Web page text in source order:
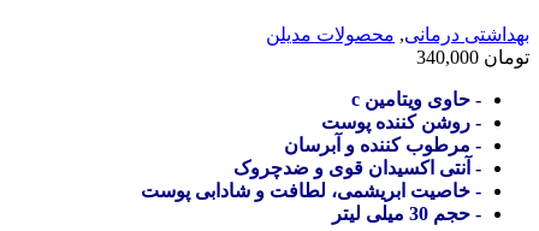
بهداشتی درمانی, محصولات مدیلن
تومان
- حاوی ویتامین c
- روشن کننده پوست
- مرطوب کننده و آبرسان
- آنتی اکسیدان قوی و ضدچروک
- خاصیت ابریشمی، لطافت و شادابی پوست
- حجم 30 میلی لیتر